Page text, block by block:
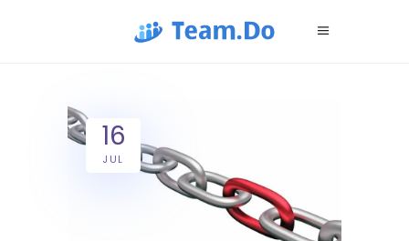
16
JUL